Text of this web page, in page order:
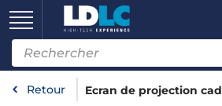
Retour Ecran de projection